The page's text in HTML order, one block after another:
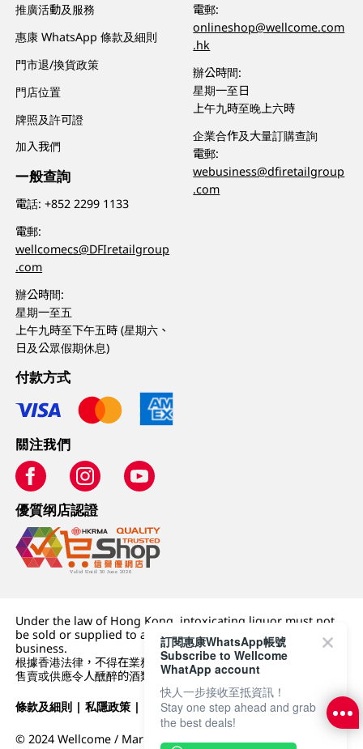
推廣活動及服務
惠康 WhatsApp 條款及細則
門市退/換貨政策
門店位置
牌照及許可證
加入我們
一般查詢
電話:+852 2299 1133
電郵:
wellcomecs@DFIretailgroup
.com
辦公時間:
星期一至五
上午九時至下午五時 (星期六、
日及公眾假期休息)
電郵:
onlineshop@wellcome.com
.hk
辦公時間:
星期一至日
上午九時至晚上六時
企業合作及大量訂購查詢
電郵:
webusiness@dfiretailgroup
.com
付款方式
關注我們
優質纲店認證
Under the law of Hong Kong, intoxicating liquor must not
be sold or supplied to a minor (under 18) in the course of
business.
根據香港法律，不得在業務過程中，向未成年人 (18 歲以下人士)
售賣或供應令人醺醉的酒類。
條款及細則 |私隱政策 | DFI零售集團
© 2024 Wellcome / Market Place. The Dairy Farm Company
訂閱惠康WhatsApp帳號
Subscribe to Wellcome
WhatApp account
快人一步接收至抵資訊！
Stay one step ahead and grab
the best deals!